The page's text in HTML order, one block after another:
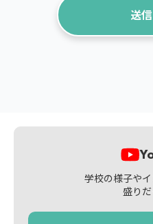
学校の様子や
盛りだ